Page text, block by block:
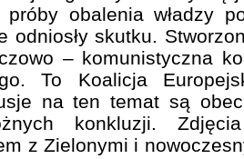
obalenia władzy
odniosły skutku.
– komunistyczna
To Koalicja
na ten temat są
konkluzji.
z Zielonymi i